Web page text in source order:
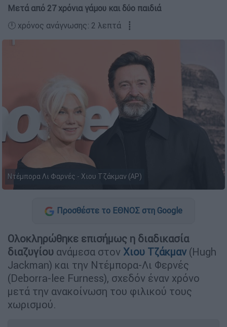
Μετά από 27 χρόνια γάμου και δύο παιδιά
🕛 χρόνος ανάγνωσης: 2 λεπτά ┋
Ντέμπορα Λι Φαρνές - Χιου Τζάκμαν (AP)
Προσθέστε το ΕΘΝΟΣ στη Google
Ολοκληρώθηκε επισήμως η διαδικασία
διαζυγίου ανάμεσα στον Χιου Τζάκμαν(Hugh
Jackman) και την Ντέμπορα-Λι Φερνές
(Deborra-lee Furness), σχεδόν έναν χρόνο
μετά την ανακοίνωση του φιλικού τους
χωρισμού.